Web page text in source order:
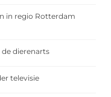
in regio Rotterdam
de dierenarts
televisie